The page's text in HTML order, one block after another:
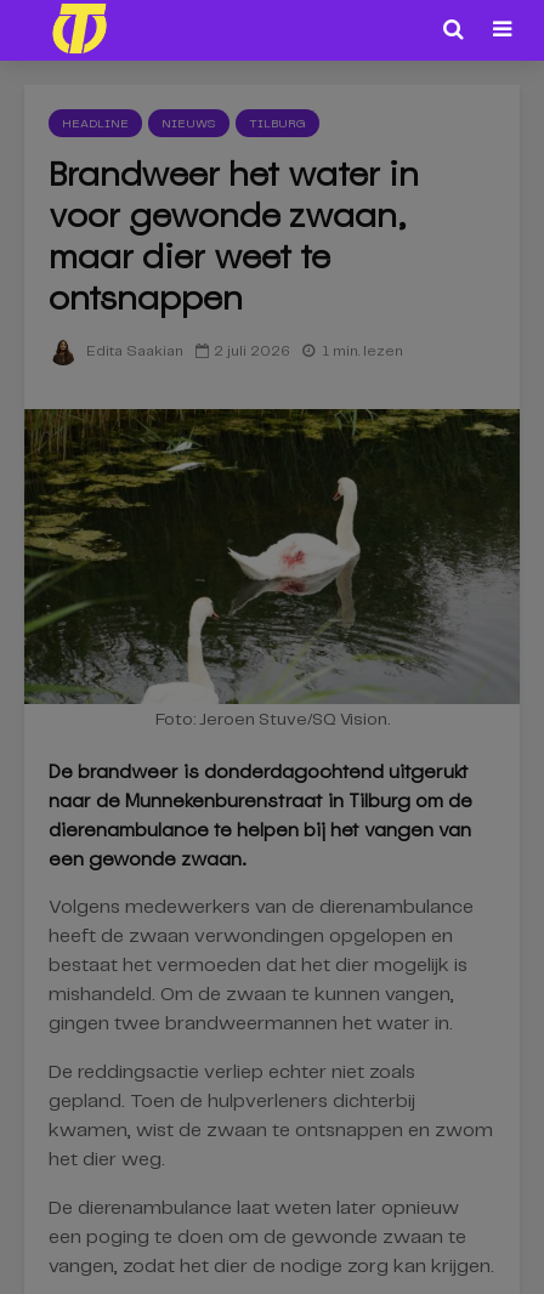
HEADLINE NIEUWS TILBURG
Brandweer het water in
voor gewonde zwaan,
maar dier weet te
ontsnappen
Edita Saakian 2 juli 2026 1 min. lezen
Foto: Jeroen Stuve/SQ Vision.
De brandweer is donderdagochtend uitgerukt
naar de Munnekenburenstraat in Tilburg om de
dierenambulance te helpen bij het vangen van
een gewonde zwaan.
Volgens medewerkers van de dierenambulance
heeft de zwaan verwondingen opgelopen en
bestaat het vermoeden dat het dier mogelijk is
mishandeld. Om de zwaan te kunnen vangen,
gingen twee brandweermannen het water in.
De reddingsactie verliep echter niet zoals
gepland. Toen de hulpverleners dichterbij
kwamen, wist de zwaan te ontsnappen en zwom
het dier weg.
De dierenambulance laat weten later opnieuw
een poging te doen om de gewonde zwaan te
vangen, zodat het dier de nodige zorg kan krijgen.